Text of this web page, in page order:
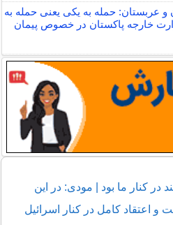
و عربستان: حمله به یکی یعنی حمله به
خارجه پاکستان در خصوص پیمان
در کنار ما بود | مودی: در این
و اعتقاد کامل در کنار اسرائیل